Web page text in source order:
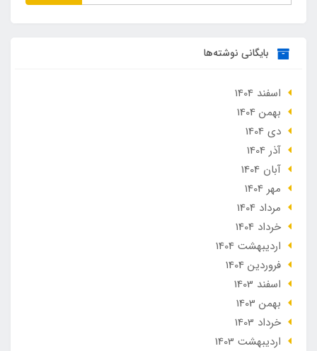
بایگانی نوشته‌ها
اسفند 1404
بهمن 1404
دی 1404
آذر 1404
آبان 1404
مهر 1404
مرداد 1404
خرداد 1404
ارديبهشت 1404
فروردین 1404
اسفند 1403
بهمن 1403
خرداد 1403
ارديبهشت 1403